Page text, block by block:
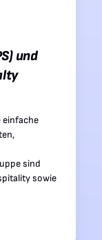
und
einfache
sind
sowie